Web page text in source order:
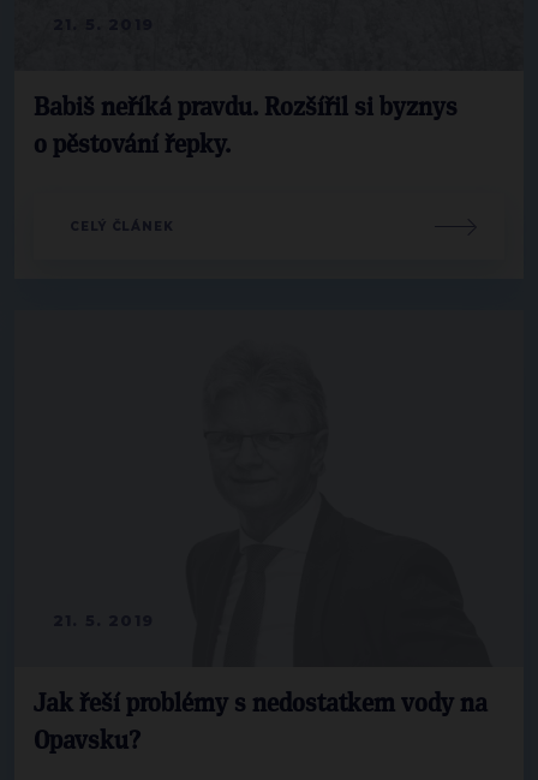
Babiš neříká pravdu. Rozšířil si byznys
o pěstování řepky.
CELÝ ČLÁNEK
Jak řeší problémy s nedostatkem vody na
Opavsku?